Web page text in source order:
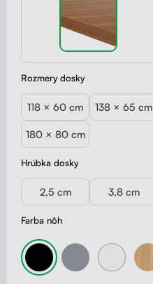
Farba nôh
Hrúbka dosky
2,5 cm 3,8 cm
Rozmery dosky
118 × 60 cm 138 × 65 cm
180 × 80 cm